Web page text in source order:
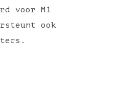
voor M1
ook